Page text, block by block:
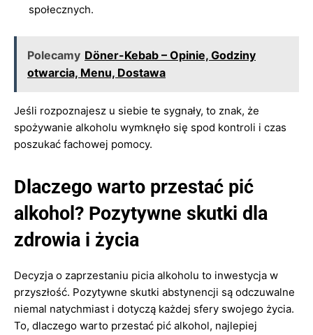
społecznych.
Polecamy Döner-Kebab – Opinie, Godziny
otwarcia, Menu, Dostawa
Jeśli rozpoznajesz u siebie te sygnały, to znak, że
spożywanie alkoholu wymknęło się spod kontroli i czas
poszukać fachowej pomocy.
Dlaczego warto przestać pić
alkohol? Pozytywne skutki dla
zdrowia i życia
Decyzja o zaprzestaniu picia alkoholu to inwestycja w
przyszłość. Pozytywne skutki abstynencji są odczuwalne
niemal natychmiast i dotyczą każdej sfery swojego życia.
To, dlaczego warto przestać pić alkohol, najlepiej